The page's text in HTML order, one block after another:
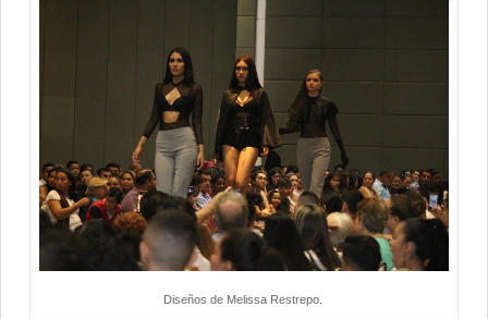
Diseños de Melissa Restrepo.